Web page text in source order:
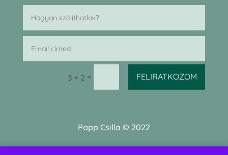
3 + 2 = FELIRATKOZOM
Papp Csilla © 2022
Web:Barabilla Design